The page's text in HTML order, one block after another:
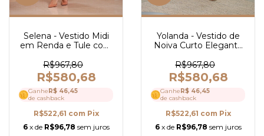
Selena - Vestido Midi
em Renda e Tule com
R$967,80
R$580,68
GanheR$ 46,45
de cashback
R$522,61 com Pix
6 x de R$96,78 sem juros
Yolanda - Vestido de
Noiva Curto Elegante
Bordado com Guipir e
Manga Longa - Ref
4153
R$967,80
R$580,68
GanheR$ 46,45
de cashback
R$522,61 com Pix
6 x de R$96,78 sem juros